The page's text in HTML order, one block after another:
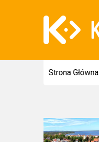
Strona Główna